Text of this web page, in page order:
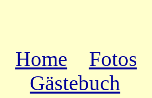
Home Fotos
Gästebuch